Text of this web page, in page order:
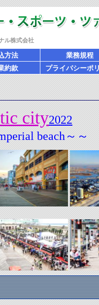
ル株式会社
方法
業務規程
約款 プライバシーポ
city2022
beach～～